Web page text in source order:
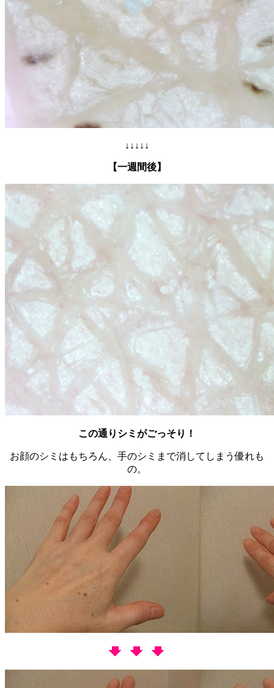
↓↓↓↓↓
【一週間後】
この通りシミがごっそり！
お顔のシミはもちろん、手のシミまで消してしまう優れも
の。